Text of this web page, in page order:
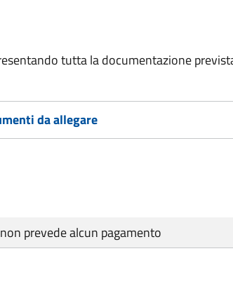
tutta la documentazione
da allegare
prevede alcun pagamento